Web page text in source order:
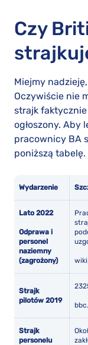
Czy
Miejmy
Oczywiście nie
strajk faktycznie
ogłoszony. Aby
pracownicy BA
poniższą tabelę.
Wydarzenie
Lato 2022
Odprawa i
personel
naziemny
(zagrożony)
Strajk
pilotów 2019
Strajk
personelu